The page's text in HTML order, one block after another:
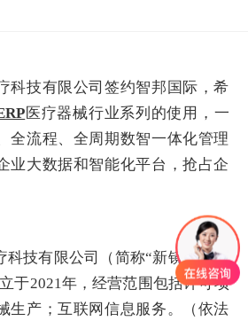
科技有限公司签约智邦国际，希
医疗器械行业系列的使用，一
全流程、全周期数智一体化管理
业大数据和智能化平台，抢占企
科技有限公司（简称“新镜界（湘
于2021年，经营范围包括许可项
生产；互联网信息服务。（依法